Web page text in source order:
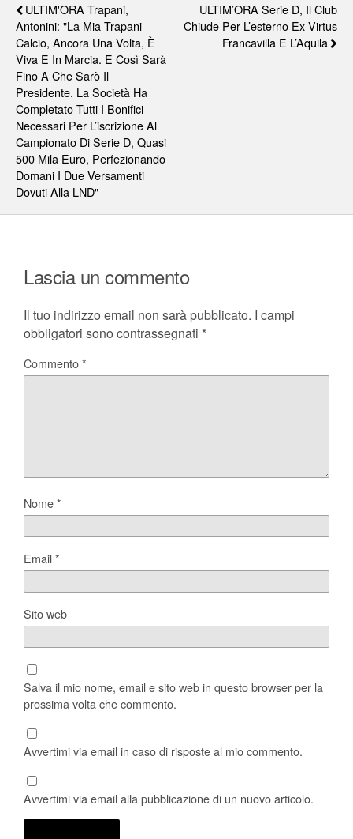
ULTIM'ORA Trapani,
Antonini: "La Mia Trapani
Calcio, Ancora Una Volta, È
Viva E In Marcia. E Così Sarà
Fino A Che Sarò Il
Presidente. ​La Società Ha
Completato Tutti I Bonifici
Necessari Per L’iscrizione Al
Campionato Di Serie D, Quasi
500 Mila Euro, Perfezionando
Domani I Due Versamenti
Dovuti Alla LND"
ULTIM’ORA Serie D, Il Club
Chiude Per L’esterno Ex Virtus
Francavilla E L’Aquila
Lascia un commento
Il tuo indirizzo email non sarà pubblicato. I campi
obbligatori sono contrassegnati *
Commento*
Nome*
Email*
Sito web
Salva il mio nome, email e sito web in questo browser per la
prossima volta che commento.
Avvertimi via email in caso di risposte al mio commento.
Avvertimi via email alla pubblicazione di un nuovo articolo.